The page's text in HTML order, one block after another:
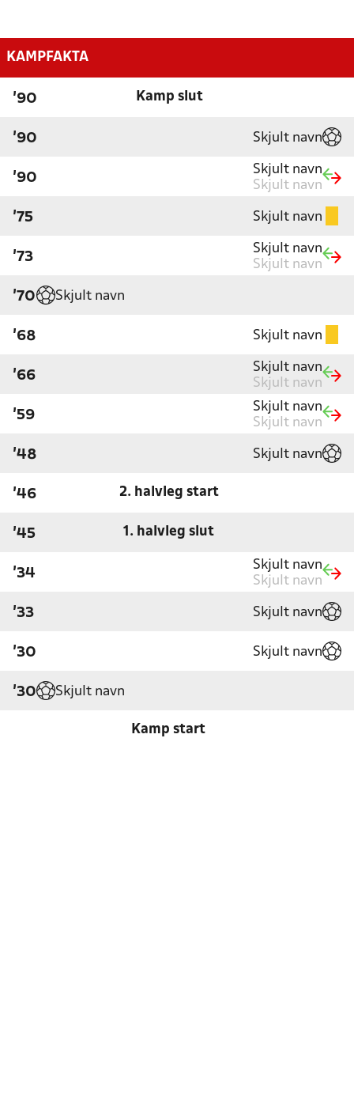
KAMPFAKTA
'90 Kamp slut
'90 Skjult navn
'90
Skjult navn
Skjult navn
'75 Skjult navn
'73
Skjult navn
Skjult navn
'70 Skjult navn
'68 Skjult navn
'66
Skjult navn
Skjult navn
'59
Skjult navn
Skjult navn
'48 Skjult navn
'46 2. halvleg start
'45 1. halvleg slut
'34
Skjult navn
Skjult navn
'33 Skjult navn
'30 Skjult navn
'30 Skjult navn
Kamp start